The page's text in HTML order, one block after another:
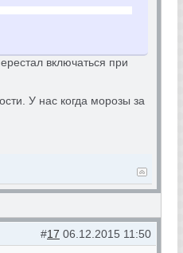
включаться при
У нас когда морозы за
#17 06.12.2015 11:50